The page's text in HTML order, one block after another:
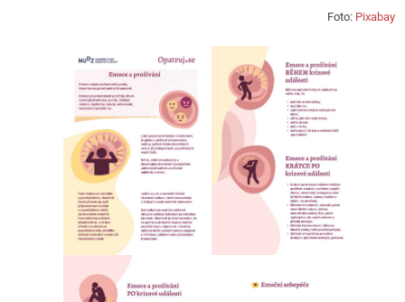
Foto: Pixabay